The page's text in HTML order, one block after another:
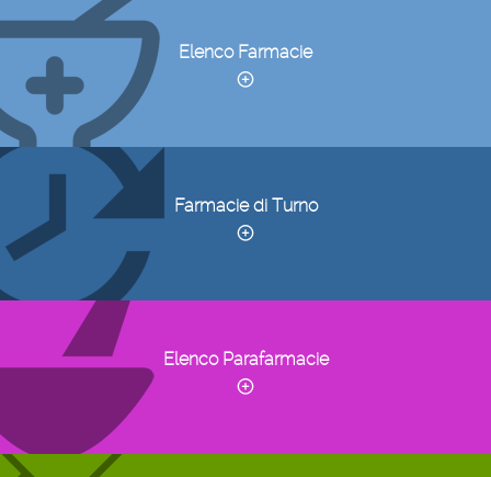
Elenco Farmacie
Farmacie di Turno
Elenco Parafarmacie